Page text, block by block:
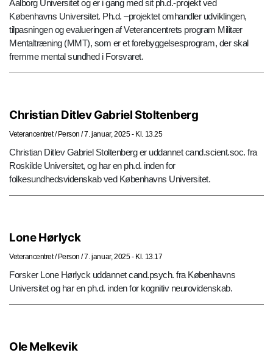
Aalborg Universitet og er i gang med sit ph.d.-projekt ved
Københavns Universitet. Ph.d. –projektet omhandler udviklingen,
tilpasningen og evalueringen af Veterancentrets program Militær
Mentaltræning (MMT), som er et forebyggelsesprogram, der skal
fremme mental sundhed i Forsvaret.
Christian Ditlev Gabriel Stoltenberg
Veterancentret / Person /7. januar, 2025 - Kl. 13.25
Christian Ditlev Gabriel Stoltenberg er uddannet cand.scient.soc. fra
Roskilde Universitet, og har en ph.d. inden for
folkesundhedsvidenskab ved Københavns Universitet.
Lone Hørlyck
Veterancentret / Person /7. januar, 2025 - Kl. 13.17
Forsker Lone Hørlyck uddannet cand.psych. fra Københavns
Universitet og har en ph.d. inden for kognitiv neurovidenskab.
Ole Melkevik